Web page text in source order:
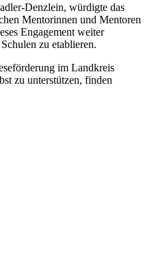
Denzlein, würdigte das
Mentorinnen und Mentoren
Engagement weiter
zu etablieren.
im Landkreis
zu unterstützen, finden